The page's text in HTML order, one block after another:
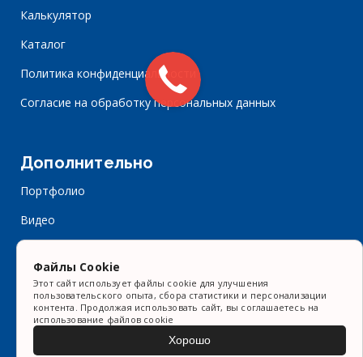
Калькулятор
Каталог
Политика конфиденциальности
Согласие на обработку персональных данных
Дополнительно
Портфолио
Видео
Форма заказа
Статьи
Файлы Cookie
Этот сайт использует файлы cookie для улучшения
пользовательского опыта, сбора статистики и персонализации
контента. Продолжая использовать сайт, вы соглашаетесь на
использование файлов cookie
Хорошо